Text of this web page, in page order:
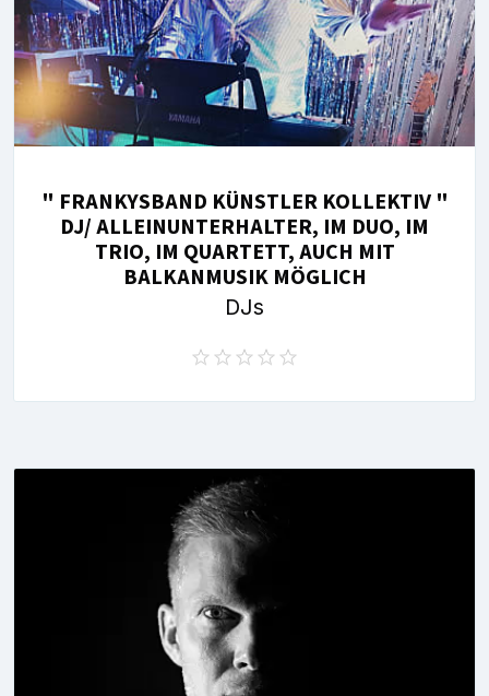
" FRANKYSBAND KÜNSTLER KOLLEKTIV "
DJ/ ALLEINUNTERHALTER, IM DUO, IM
TRIO, IM QUARTETT, AUCH MIT
BALKANMUSIK MÖGLICH
DJs